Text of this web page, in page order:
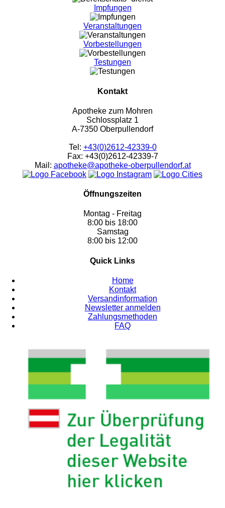
Impfungen
Veranstaltungen
Vorbestellungen
Testungen
Kontakt
Apotheke zum Mohren
Schlossplatz 1
A-7350 Oberpullendorf
Tel: +43(0)2612-42339-0
Fax: +43(0)2612-42339-7
Mail: apotheke@apotheke-oberpullendorf.at
Öffnungszeiten
Montag - Freitag
8:00 bis 18:00
Samstag
8:00 bis 12:00
Quick Links
Home
Kontakt
Versandinformation
Newsletter anmelden
Zahlungsmethoden
FAQ